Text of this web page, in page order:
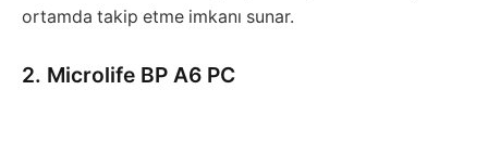
ortamda takip etme imkanı sunar.
2. Microlife BP A6 PC